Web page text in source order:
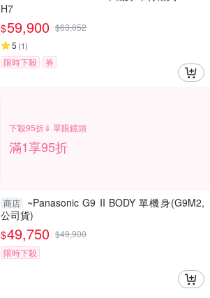
H7
$59,900 $63,052
5 (1)
限時下殺 券
下殺95折⇓ 單眼鏡頭
滿1享95折
商店
~Panasonic G9 II BODY 單機身(G9M2,
公司貨)
$49,750 $49,900
限時下殺